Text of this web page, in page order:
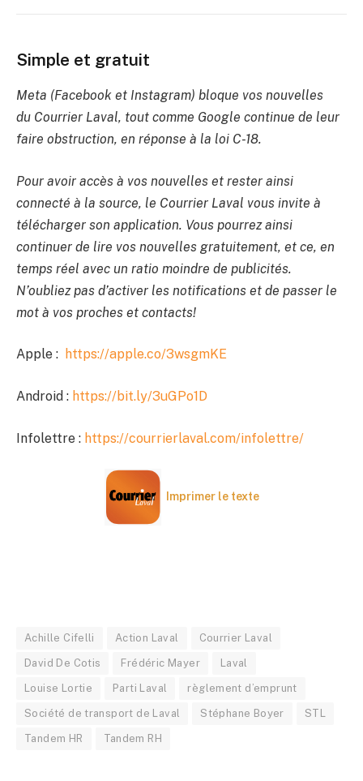
Simple et gratuit
Meta (Facebook et Instagram) bloque vos nouvelles
du Courrier Laval, tout comme Google continue de leur
faire obstruction, en réponse à la loi C-18.
Pour avoir accès à vos nouvelles et rester ainsi
connecté à la source, le Courrier Laval vous invite à
télécharger son application. Vous pourrez ainsi
continuer de lire vos nouvelles gratuitement, et ce, en
temps réel avec un ratio moindre de publicités.
N’oubliez pas d’activer les notifications et de passer le
mot à vos proches et contacts!
Apple : https://apple.co/3wsgmKE
Android : https://bit.ly/3uGPo1D
Infolettre : https://courrierlaval.com/infolettre/
Imprimer le texte
Achille Cifelli Action Laval Courrier Laval
David De Cotis Frédéric Mayer Laval
Louise Lortie Parti Laval règlement d’emprunt
Société de transport de Laval Stéphane Boyer STL
Tandem HR Tandem RH